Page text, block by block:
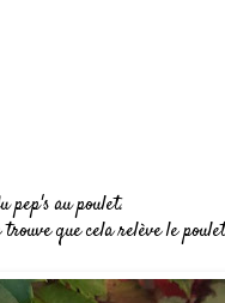
pep's au poulet.
trouve que cela relève le